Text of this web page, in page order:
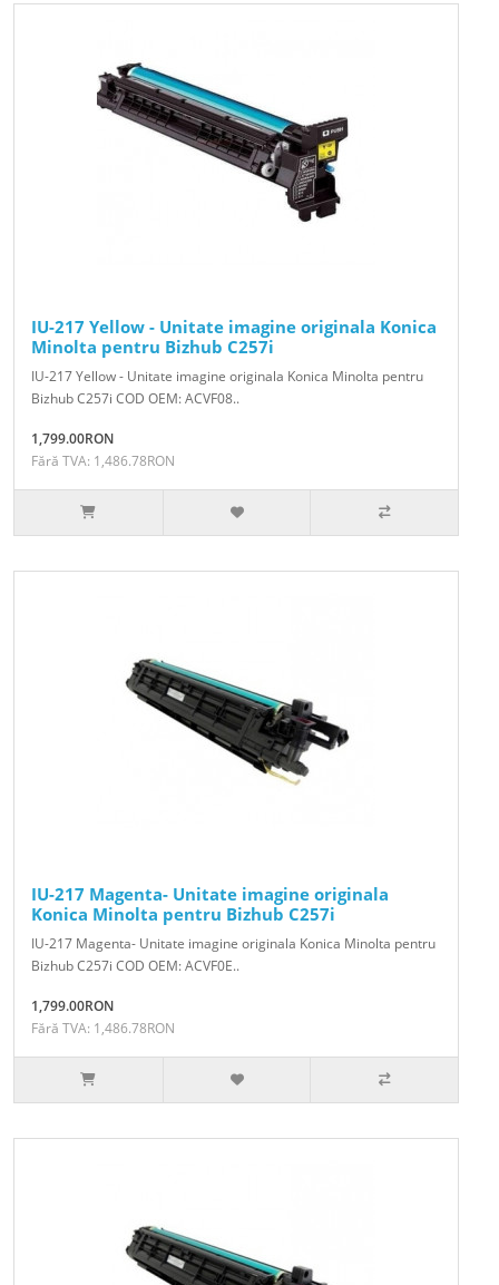
IU-217 Yellow - Unitate imagine originala Konica
Minolta pentru Bizhub C257i
IU-217 Yellow - Unitate imagine originala Konica Minolta pentru
Bizhub C257i COD OEM: ACVF08..
1,799.00RON
Fără TVA: 1,486.78RON
IU-217 Magenta- Unitate imagine originala
Konica Minolta pentru Bizhub C257i
IU-217 Magenta- Unitate imagine originala Konica Minolta pentru
Bizhub C257i COD OEM: ACVF0E..
1,799.00RON
Fără TVA: 1,486.78RON